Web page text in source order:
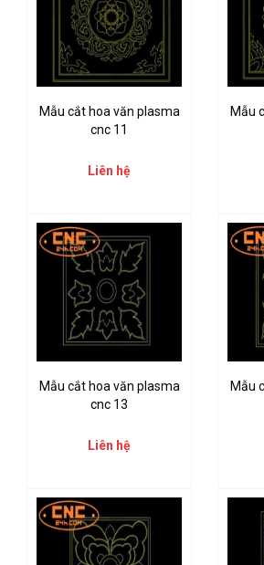
Mẫu cắt hoa văn plasma
cnc 11
Liên hệ
Mẫu
Mẫu cắt hoa văn plasma
cnc 13
Liên hệ
Mẫu